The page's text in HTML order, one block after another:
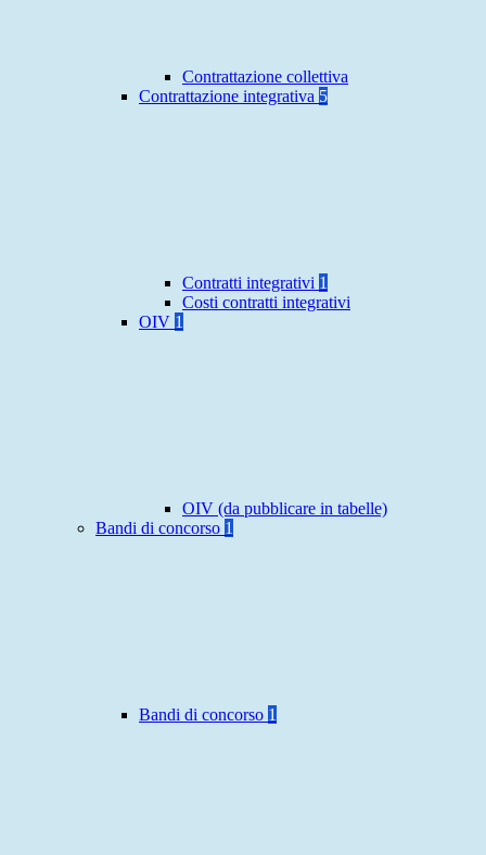
Contrattazione collettiva
Contrattazione integrativa 5
Contratti integrativi 1
Costi contratti integrativi
OIV 1
OIV (da pubblicare in tabelle)
Bandi di concorso 1
Bandi di concorso 1